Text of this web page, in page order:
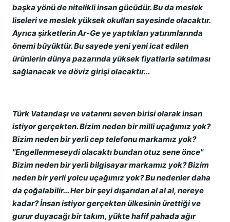
başka yönü de nitelikli insan gücüdür. Bu da meslek
liseleri ve meslek yüksek okulları sayesinde olacaktır.
Ayrıca şirketlerin Ar-Ge ye yaptıkları yatırımlarında
önemi büyüktür. Bu sayede yeni yeni icat edilen
ürünlerin dünya pazarında yüksek fiyatlarla satılması
sağlanacak ve döviz girişi olacaktır...
Türk Vatandaşı ve vatanını seven birisi olarak insan
istiyor gerçekten. Bizim neden bir milli uçağımız yok?
Bizim neden bir yerli cep telefonu markamız yok?
''Engellenmeseydi olacaktı bundan otuz sene önce''
Bizim neden bir yerli bilgisayar markamız yok? Bizim
neden bir yerli yolcu uçağımız yok? Bu nedenler daha
da çoğalabilir... Her bir şeyi dışarıdan al al al, nereye
kadar? İnsan istiyor gerçekten ülkesinin ürettiği ve
gurur duyacağı bir takım, yükte hafif pahada ağır